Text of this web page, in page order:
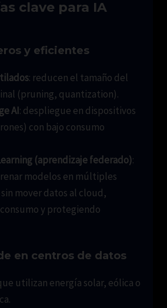
clave para IA
y eficientes
: reducen el tamaño del
(pruning, quantization).
AI: despliegue en dispositivos
con bajo consumo
(aprendizaje federado):
modelos en múltiples
mover datos al cloud,
y protegiendo
en centros de datos
utilizan energía solar, eólica o